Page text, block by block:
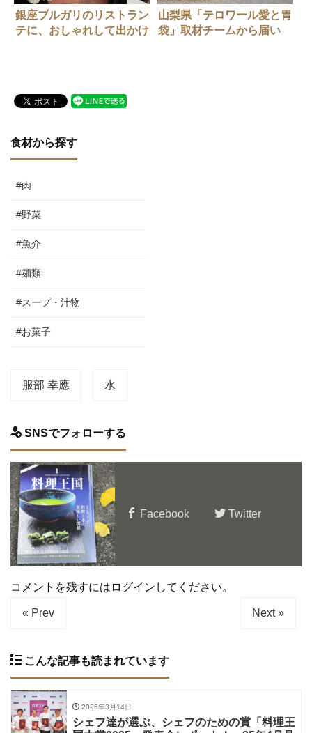
銀座ブルガリのリストラン
テに、おしゃれして出かけ
山梨県「テロワール愛と胃
袋」取材チームから届い
食材から探す
#肉
#野菜
#魚介
#麺類
#スープ・汁物
#お菓子
服部 幸應 水
SNSでフォローする
Facebook Twitter
コメントを残すにはログインしてください。
« Prev Next »
こんな記事も読まれています
2025年3月14日
シェフ達が選ぶ、シェフのための賞「料理王